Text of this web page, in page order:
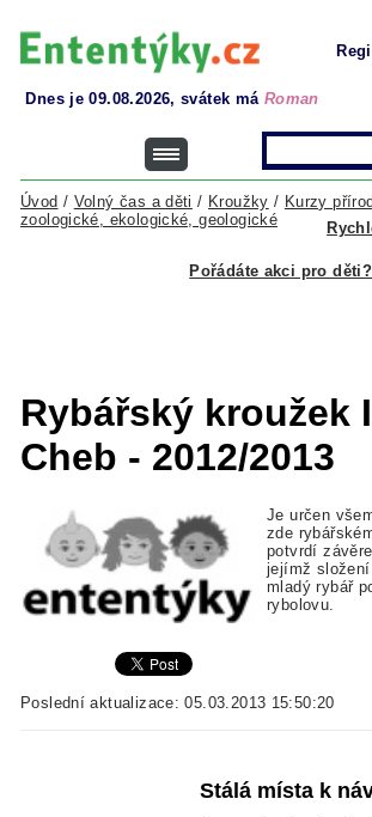
Dnes je 09.08.2026, svátek má Roman
Úvod / Volný čas a děti / Kroužky / Kurzy
zoologické, ekologické, geologické
Pořádáte akci pro
Rybářský kroužek
Cheb - 2012/2013
Je určen
zde
potvrdí
jejímž
mladý rybář
rybolovu.
Poslední aktualizace: 05.03.2013 15:50:20
Stálá místa k